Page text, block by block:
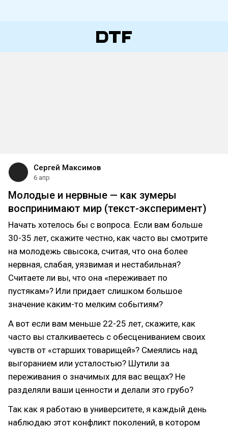
Сергей Максимов
6 апр
Молодые и нервные — как зумеры
воспринимают мир (текст-эксперимент)
Начать хотелось бы с вопроса. Если вам больше
30-35 лет, скажите честно, как часто вы смотрите
на молодежь свысока, считая, что она более
нервная, слабая, уязвимая и нестабильная?
Считаете ли вы, что она «переживает по
пустякам»? Или придает слишком большое
значение каким-то мелким событиям?
А вот если вам меньше 22-25 лет, скажите, как
часто вы сталкиваетесь с обесцениванием своих
чувств от «старших товарищей»? Смеялись над
выгоранием или усталостью? Шутили за
переживания о значимых для вас вещах? Не
разделяли ваши ценности и делали это грубо?
Так как я работаю в университете, я каждый день
наблюдаю этот конфликт поколений, в котором